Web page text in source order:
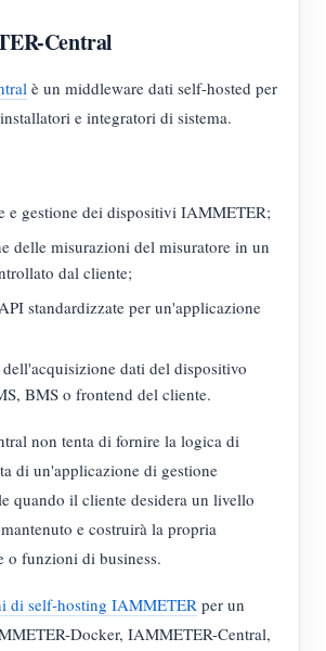
Central
è un middleware dati self-hosted per
e integratori di sistema.
e gestione dei dispositivi IAMMETER;
delle misurazioni del misuratore in un
dal cliente;
standardizzate per un'applicazione
dell'acquisizione dati del dispositivo
BMS o frontend del cliente.
non tenta di fornire la logica di
di un'applicazione di gestione
quando il cliente desidera un livello
e costruirà la propria
o funzioni di business.
di self-hosting IAMMETER per un
Docker, IAMMETER-Central,